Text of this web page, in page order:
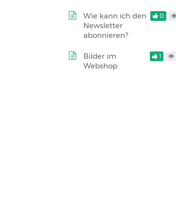
Wie kann ich den
Newsletter
abonnieren?
0
Bilder im
Webshop
1